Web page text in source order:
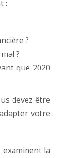
:
?
?
que 2020
devez être
votre
la